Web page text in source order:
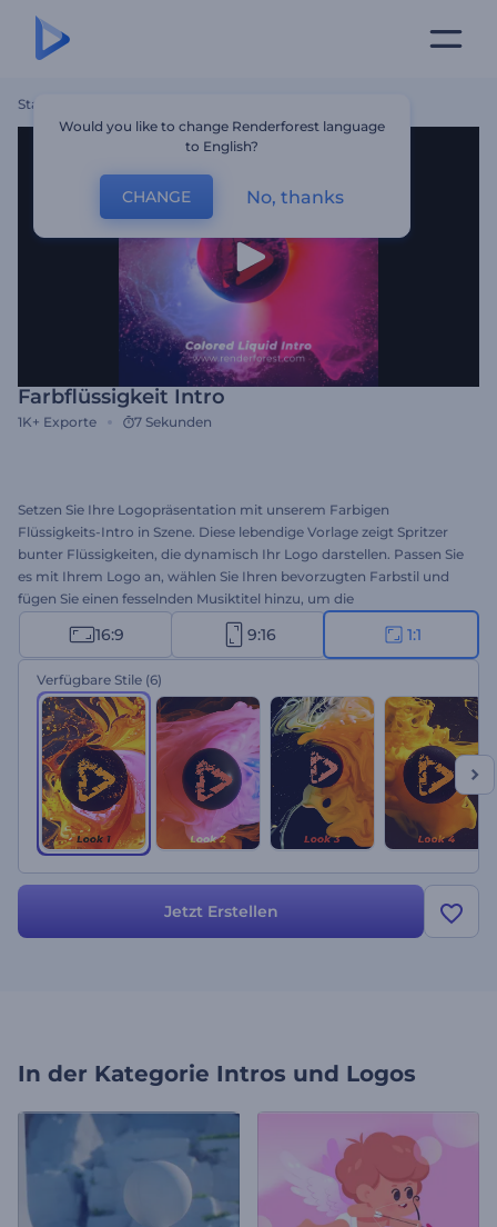
Startseite
Farbflüssigkeit Intro
1K+ Exporte 7 Sekunden
Setzen Sie Ihre Logopräsentation mit unserem Farbigen
Flüssigkeits-Intro in Szene. Diese lebendige Vorlage zeigt Spritzer
bunter Flüssigkeiten, die dynamisch Ihr Logo darstellen. Passen Sie
es mit Ihrem Logo an, wählen Sie Ihren bevorzugten Farbstil und
fügen Sie einen fesselnden Musiktitel hinzu, um die
Aufmerksamkeit der Zuschauer von Anfang an zu gewinnen.
Perfekt geeignet für Produkt- oder Dienstleistungswerbung, Intros
oder Outros von Kanälen, Präsentationseröffnungen, TV-Spots und
vieles mehr. Probieren Sie es jetzt aus!
16:9 9:16 1:1
Verfügbare Stile (6)
Jetzt Erstellen
In der Kategorie Intros und Logos
Would you like to change Renderforest language
to English?
CHANGE No, thanks